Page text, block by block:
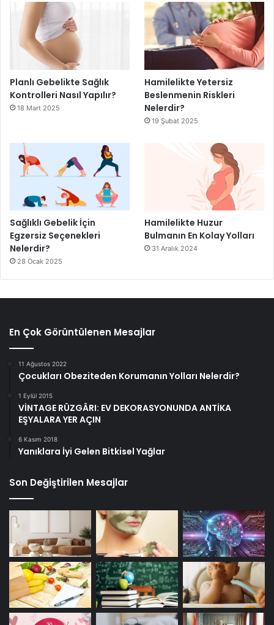
Planlı Gebelikte Sağlık
Kontrolleri Nasıl Yapılır?
18 Mart 2025
Hamilelikte Yetersiz
Beslenmenin Riskleri
Nelerdir?
19 Şubat 2025
Sağlıklı Gebelik İçin
Egzersiz Seçenekleri
Nelerdir?
28 Ocak 2025
Hamilelikte Huzur
Bulmanın En Kolay Yolları
31 Aralık 2024
En Çok Görüntülenen Mesajlar
11 Ağustos 2022
Çocukları Obeziteden Korumanın Yolları Nelerdir?
1 Eylül 2015
VİNTAGE RÜZGÂRI: EV DEKORASYONUNDA ANTİKA
EŞYALARA YER AÇIN
6 Kasım 2018
Yanıklara İyi Gelen Bitkisel Yağlar
Son Değiştirilen Mesajlar